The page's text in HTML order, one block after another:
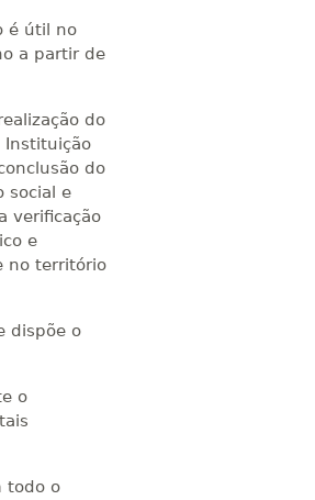
é útil no
a partir de
do
Instituição
do
social e
verificação
e
no território
dispõe o
o
todo o